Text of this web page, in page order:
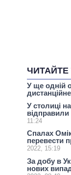
У ще одній
У столиці
11:24
Спалах
перевести
2022, 15:19
За добу в
нових